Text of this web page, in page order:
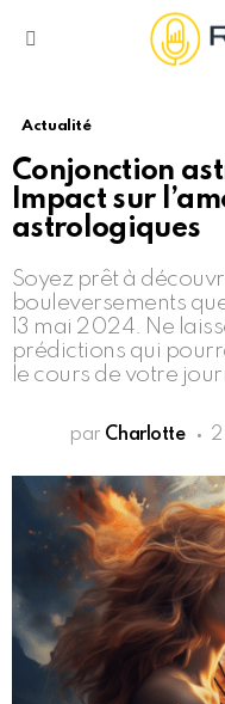
Actualité
Conjonction
Impact sur
astrologiques
Soyez prêt à
bouleversements
13 mai 2024. Ne
prédictions qui
le cours de votre
par Charlotte